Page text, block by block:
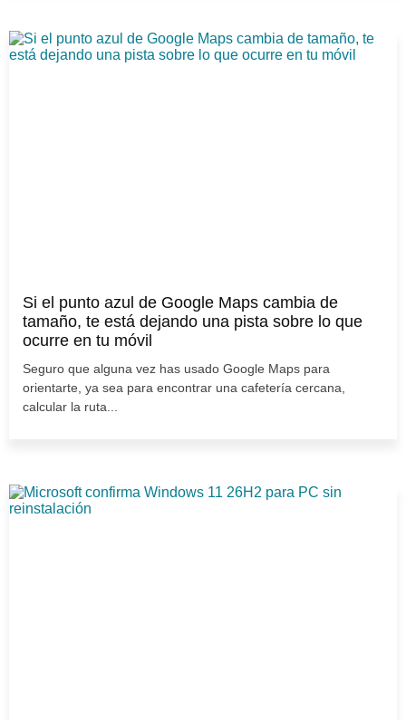
Si el punto azul de Google Maps cambia de
tamaño, te está dejando una pista sobre lo que
ocurre en tu móvil
Seguro que alguna vez has usado Google Maps para
orientarte, ya sea para encontrar una cafetería cercana,
calcular la ruta...